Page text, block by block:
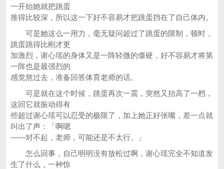
一开始她就把跳蛋
推得比较深，所以这一下好不容易才把跳蛋挡在了自己体内。
可是她这么一用力，毫无疑问超过了跳蛋的限制，顿时，
跳蛋跳得比刚才更
加激烈，谢心瑶的身体又是一阵轻微的僵硬，好不容易才将第
一阵也是最强烈的
感觉熬过去，准备回答体育老师的话。
可是就在这个时候，跳蛋再次一震，突然又抬高了一档，
这回它就振动得有
些超过谢心瑶可以忍受的极限了，加上她正好张嘴，差一点就
叫出了声：「啊嗯
——对不起，老师，可能还是不太行。」
怎么回事，自己明明没有放松过啊，谢心瑶完全不知道发
生了什么，一种惊